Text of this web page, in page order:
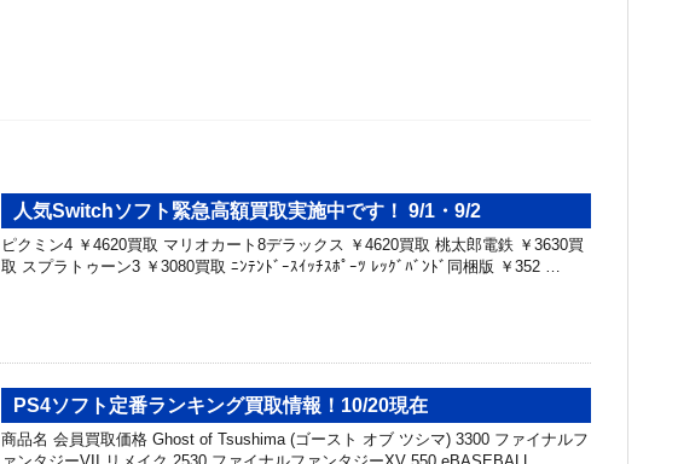
人気Switchソフト緊急高額買取実施中です！ 9/1・9/2
ピクミン4 ￥4620買取 マリオカート8デラックス ￥4620買取 桃太郎電鉄 ￥3630買
取 スプラトゥーン3 ￥3080買取 ﾆﾝﾃﾝﾄﾞｰｽｲｯﾁｽﾎﾟｰﾂ ﾚｯｸﾞﾊﾞﾝﾄﾞ同梱版 ￥352 …
PS4ソフト定番ランキング買取情報！10/20現在
商品名 会員買取価格 Ghost of Tsushima (ゴースト オブ ツシマ) 3300 ファイナルフ